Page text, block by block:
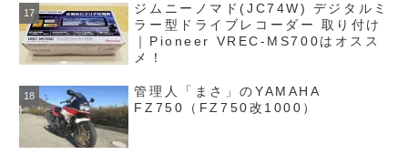
ジムニーノマド(JC74W) デジタルミ
ラー型ドライブレコーダー 取り付け
｜Pioneer VREC-MS700はオスス
メ！
管理人「まさ」のYAMAHA
FZ750（FZ750改1000）